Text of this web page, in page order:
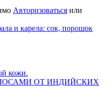
Авторизоваться или
и карела: сок, порошок
кожи.
ОТ ИНДИЙСКИХ